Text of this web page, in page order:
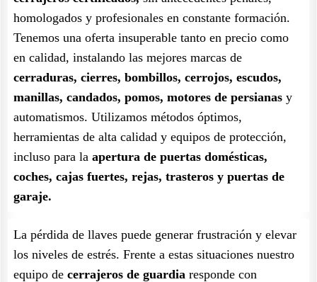
homologados y profesionales en constante formación.
Tenemos una oferta insuperable tanto en precio como
en calidad, instalando las mejores marcas de
cerraduras, cierres, bombillos, cerrojos, escudos,
manillas, candados, pomos, motores de persianas y
automatismos. Utilizamos métodos óptimos,
herramientas de alta calidad y equipos de protección,
incluso para la apertura de puertas domésticas,
coches, cajas fuertes, rejas, trasteros y puertas de
garaje.
La pérdida de llaves puede generar frustración y elevar
los niveles de estrés. Frente a estas situaciones nuestro
equipo de cerrajeros de guardia responde con